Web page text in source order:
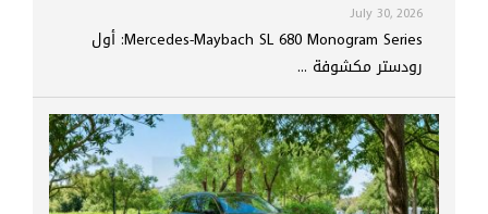
July 30, 2026
Mercedes-Maybach SL 680 Monogram Series: أول
رودستر مكشوفة ...